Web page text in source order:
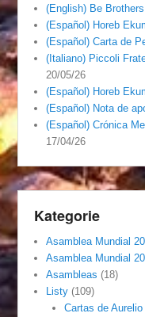
(English) Be
(Español) Horeb
(Español) Carta de
(Italiano) Piccoli
20/05/26
(Español) Horeb
(Español) Nota de
(Español) Crónica
17/04/26
Kategorie
Asamblea Mundial
Asamblea Mundial
Asambleas (18)
Listy (109)
Cartas de Aurelio